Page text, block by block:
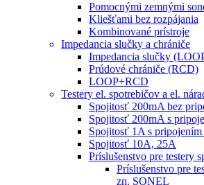
Pomocnými zemnými
Kliešťami bez rozpájania
Kombinované prístroje
Impedancia slučky a chrániče
Impedancia slučky
Prúdové chrániče (RCD)
LOOP+RCD
Testery el. spotrebičov a el.
Spojitosť 200mA bez
Spojitosť 200mA s
Spojitosť 1A s pripojením
Spojitosť 10A, 25A
Príslušenstvo pre testery
Príslušenstvo pre
zn. SONEL